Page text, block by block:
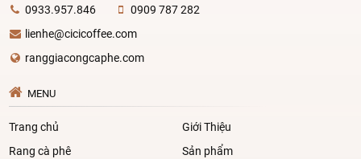
0933.957.846
0909 787 282
lienhe@cicicoffee.com
ranggiacongcaphe.com
MENU
Trang chủ
Giới Thiệu
Rang cà phê
Sản phẩm